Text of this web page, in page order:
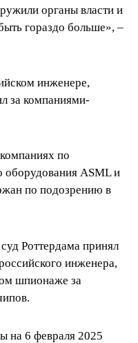
органы власти и
гораздо больше», –
инженере,
за компаниями-
по
оборудования ASML и
по подозрению в
Роттердама принял
инженера,
шпионаже за
на 6 февраля 2025